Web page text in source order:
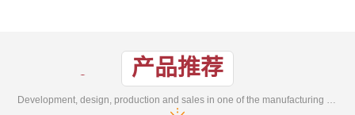
产品推荐